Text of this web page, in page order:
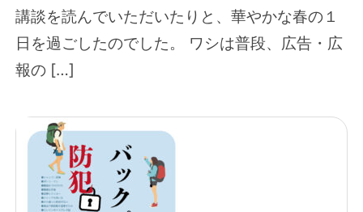
講談を読んでいただいたりと、華やかな春の１
日を過ごしたのでした。 ワシは普段、広告・広
報の […]